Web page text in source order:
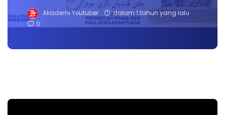
Akademi Youtuber
dalam 1 tahun yang lalu
0